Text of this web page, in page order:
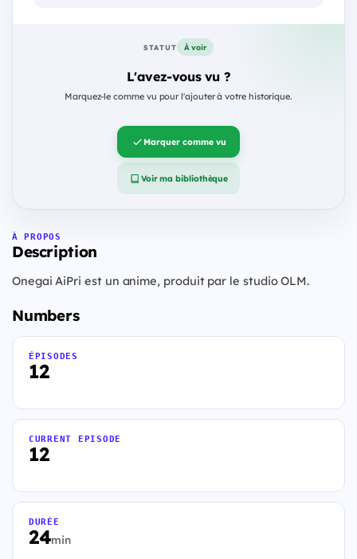
STATUT À voir
L'avez-vous vu ?
Marquez-le comme vu pour l'ajouter à votre historique.
Marquer comme vu
Voir ma bibliothèque
À PROPOS
Description
Onegai AiPri est un anime, produit par le studio OLM.
Numbers
12
ÉPISODES
12
CURRENT EPISODE
24min
DURÉE